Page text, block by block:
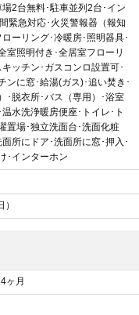
2台無料･駐車並列2台･イン
緊急対応･火災警報器（報知
ーリング･冷暖房･照明器具･
室照明付き･全居室フローリ
ッチン･ガスコンロ設置可･
ンに窓･給湯(ガス)･追い焚き･
･脱衣所･バス（専用）･浴室
水洗浄暖房便座･トイレ･ト
置場･独立洗面台･洗面化粧
所にドア･洗面所に窓･押入･
･インターホン
）
ヶ月